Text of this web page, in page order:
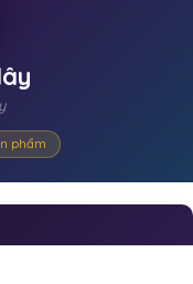
phẩm